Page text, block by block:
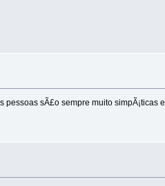
sÃ£o sempre muito simpÃ¡ticas e